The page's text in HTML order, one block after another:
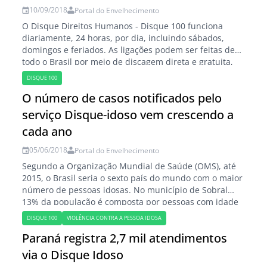
10/09/2018 Portal do Envelhecimento
O Disque Direitos Humanos - Disque 100 funciona
diariamente, 24 horas, por dia, incluindo sábados,
domingos e feriados. As ligações podem ser feitas de
todo o Brasil por meio de discagem direta e gratuita,
de qualquer terminal telefônico fixo ou móvel,
bastando discar 100. As denúncias podem ser
anônimas, e o sigilo das informações é…
DISQUE 100
O número de casos notificados pelo
serviço Disque-idoso vem crescendo a
cada ano
05/06/2018 Portal do Envelhecimento
Segundo a Organização Mundial de Saúde (OMS), até
2015, o Brasil seria o sexto país do mundo com o maior
número de pessoas idosas. No município de Sobral
13% da população é composta por pessoas com idade
acima de 60 anos. A violência assusta cada vez mais
a sociedade, que todos os dias,…
DISQUE 100 VIOLÊNCIA CONTRA A PESSOA IDOSA
Paraná registra 2,7 mil atendimentos
via o Disque Idoso